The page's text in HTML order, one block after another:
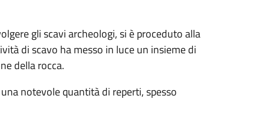
gli scavi archeologi, si è proceduto alla
di scavo ha messo in luce un insieme di
della rocca.
notevole quantità di reperti, spesso